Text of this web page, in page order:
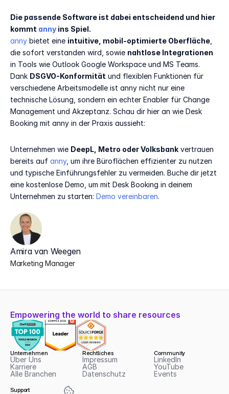
Amira van Weegen
Marketing Manager
Die passende Software ist dabei entscheidend und hier
kommt anny ins Spiel.
anny bietet eine intuitive, mobil-optimierte Oberfläche
die sofort verstanden wird, sowie nahtlose Integrationen
in Tools wie Outlook Google Workspace und MS Teams.
Dank DSGVO-Konformität und flexiblen Funktionen für
verschiedene Arbeitsmodelle ist anny nicht nur eine
technische Lösung, sondern ein echter Enabler für Change
Management und Akzeptanz. Schau dir hier an wie Desk
Booking mit anny in der Praxis aussieht:
Unternehmen wie DeepL, Metro oder Volksbank vertrauen
bereits auf anny, um ihre Büroflächen effizienter zu nutzen
und typische Einführungsfehler zu vermeiden. Buche dir jetzt
eine kostenlose Demo, um mit Desk Booking in deinem
Unternehmen zu starten: Demo vereinbaren.
Empowering the world to share resources
Unternehmen
Über Uns
Karriere
Alle Branchen
Rechtliches
AGB
Datenschutz
Impressum
Community
LinkedIn
YouTube
Events
Support